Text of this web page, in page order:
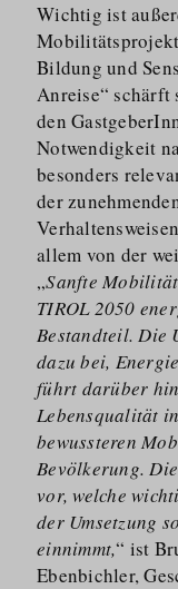
Wichtig ist
Bildung und
Anreise“ schärft
den
Notwendigkeit
besonders
der
allem von der
„Sanfte
TIROL 2050
Bestandteil. Die
dazu bei,
führt darüber
Lebensqualität
bewussteren
Bevölkerung.
vor, welche
der Umsetzung
einnimmt,“ ist
Ebenbichler,